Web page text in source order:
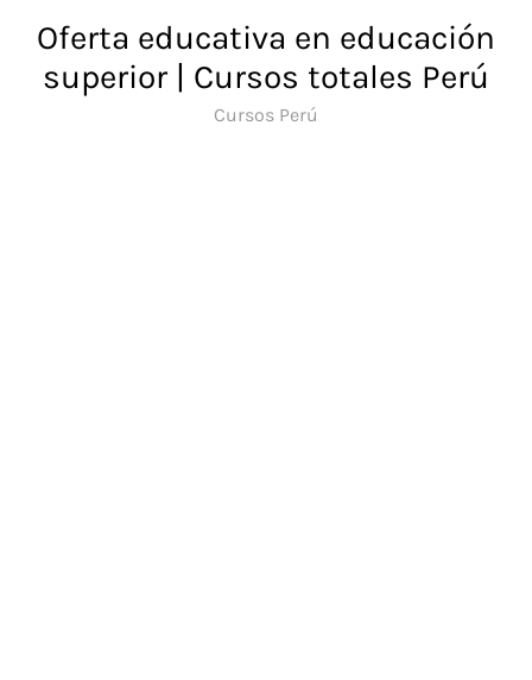
contenido
Oferta educativa en educación
superior | Cursos totales Perú
Cursos Perú